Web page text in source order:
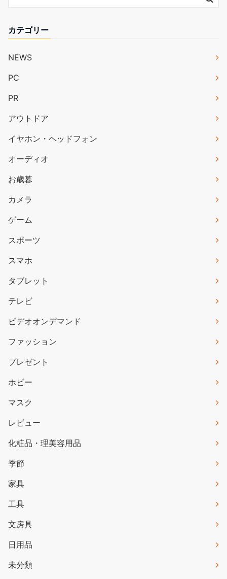
カテゴリー
NEWS
PC
PR
アウトドア
イヤホン・ヘッドフォン
オーディオ
お歳暮
カメラ
ゲーム
スポーツ
スマホ
タブレット
テレビ
ビデオオンデマンド
ファッション
プレゼント
ホビー
マスク
レビュー
化粧品・理美容用品
季節
家具
工具
文房具
日用品
未分類